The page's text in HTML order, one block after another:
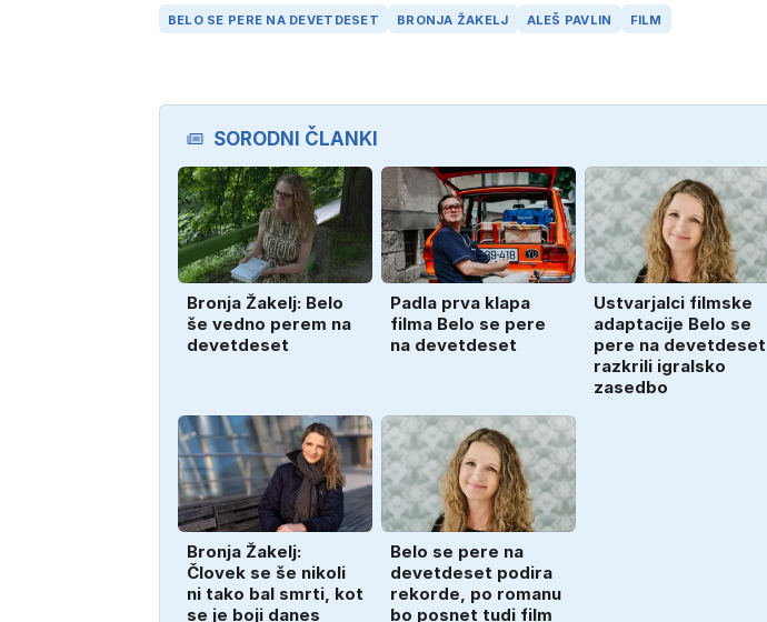
BELO SE PERE NA DEVETDESET BRONJA ŽAKELJ ALEŠ PAVLIN FILM
SORODNI ČLANKI
Bronja Žakelj: Belo
še vedno perem na
devetdeset
Padla prva klapa
filma Belo se pere
na devetdeset
Ustvarjalci filmske
adaptacije Belo se
pere na devetdeset
razkrili igralsko
zasedbo
Bronja Žakelj:
Človek se še nikoli
ni tako bal smrti, kot
se je boji danes
Belo se pere na
devetdeset podira
rekorde, po romanu
bo posnet tudi film